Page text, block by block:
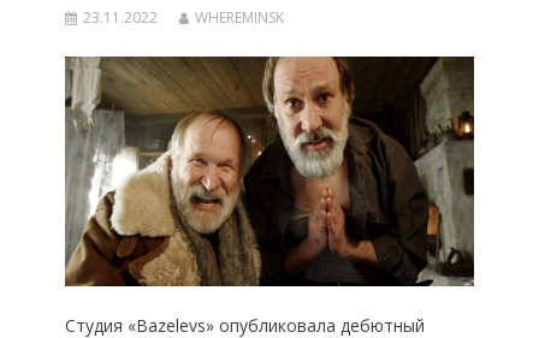
23.11.2022 WHEREMINSK
Студия «Bazelevs» опубликовала дебютный